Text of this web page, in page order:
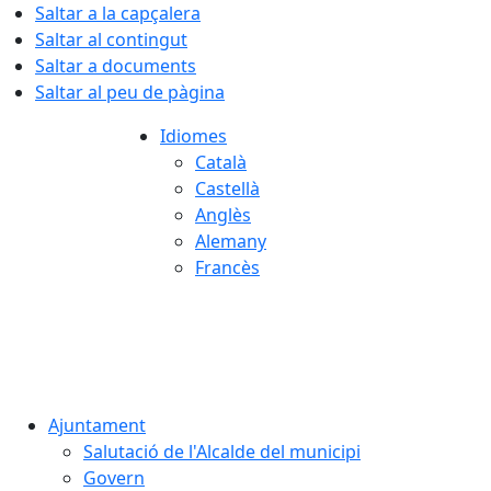
Saltar a la capçalera
Saltar al contingut
Saltar a documents
Saltar al peu de pàgina
Idiomes
Català
Castellà
Anglès
Alemany
Francès
Ajuntament
Salutació de l'Alcalde del municipi
Govern